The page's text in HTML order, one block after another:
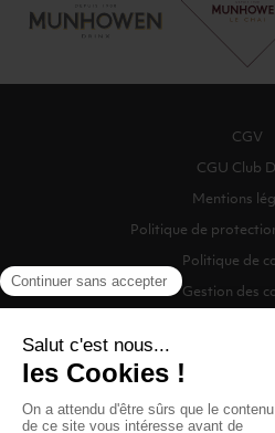
CGV
CGU Club
Mentions
Politique de
Politique de
Gestion des
©2026 Munhowen Drinx /
Digitalised